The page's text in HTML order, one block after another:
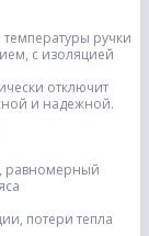
ручки
с изоляцией
отключит
и надежной.
равномерный
потери тепла